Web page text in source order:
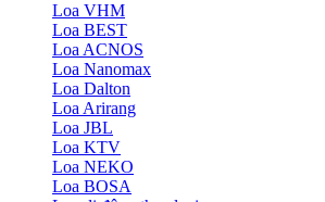
Loa VHM
Loa BEST
Loa ACNOS
Loa Nanomax
Loa Dalton
Loa Arirang
Loa JBL
Loa KTV
Loa NEKO
Loa BOSA